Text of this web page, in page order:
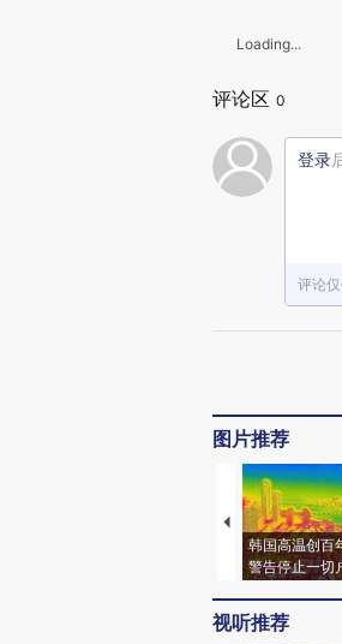
Loading...
评论区 0
登录
评论
图片推荐
韩国高温创百
警告停止一切
视听推荐